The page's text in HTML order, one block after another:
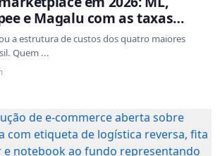
e Magalu com as taxas
a estrutura de custos dos quatro maiores
Quem ...